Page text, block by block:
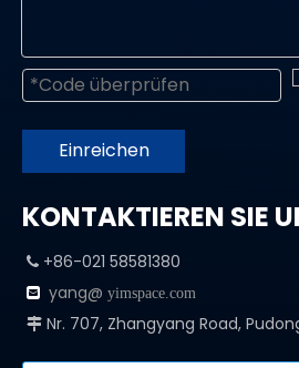
Einreichen
KONTAKTIEREN SIE
 +86-021 58581380
 yang@ yimspace.com
 Nr. 707, Zhangyang Road,